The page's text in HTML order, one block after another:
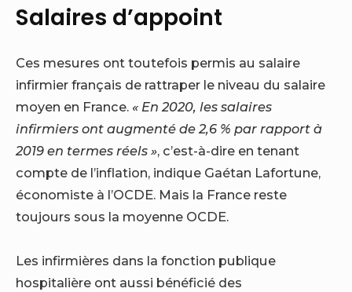
Salaires d’appoint
Ces mesures ont toutefois permis au salaire
infirmier français de rattraper le niveau du salaire
moyen en France. « En 2020, les salaires
infirmiers ont augmenté de 2,6 % par rapport à
2019 en termes réels », c’est-à-dire en tenant
compte de l’inflation, indique Gaétan Lafortune,
économiste à l’OCDE. Mais la France reste
toujours sous la moyenne OCDE.
Les infirmières dans la fonction publique
hospitalière ont aussi bénéficié des